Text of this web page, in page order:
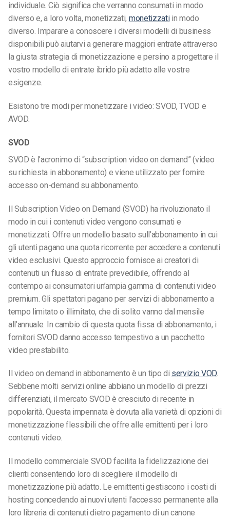
individuale. Ciò significa che verranno consumati in modo
diverso e, a loro volta, monetizzati, monetizzatiin modo
diverso. Imparare a conoscere i diversi modelli di business
disponibili può aiutarvi a generare maggiori entrate attraverso
la giusta strategia di monetizzazione e persino a progettare il
vostro modello di entrate ibrido più adatto alle vostre
esigenze.
Esistono tre modi per monetizzare i video: SVOD, TVOD e
AVOD.
SVOD
SVOD è l’acronimo di “subscription video on demand” (video
su richiesta in abbonamento) e viene utilizzato per fornire
accesso on-demand su abbonamento.
Il Subscription Video on Demand (SVOD) ha rivoluzionato il
modo in cui i contenuti video vengono consumati e
monetizzati. Offre un modello basato sull’abbonamento in cui
gli utenti pagano una quota ricorrente per accedere a contenuti
video esclusivi. Questo approccio fornisce ai creatori di
contenuti un flusso di entrate prevedibile, offrendo al
contempo ai consumatori un’ampia gamma di contenuti video
premium. Gli spettatori pagano per servizi di abbonamento a
tempo limitato o illimitato, che di solito vanno dal mensile
all’annuale. In cambio di questa quota fissa di abbonamento, i
fornitori SVOD danno accesso tempestivo a un pacchetto
video prestabilito.
Il video on demand in abbonamento è un tipo di servizio VOD.
Sebbene molti servizi online abbiano un modello di prezzi
differenziati, il mercato SVOD è cresciuto di recente in
popolarità. Questa impennata è dovuta alla varietà di opzioni di
monetizzazione flessibili che offre alle emittenti per i loro
contenuti video.
Il modello commerciale SVOD facilita la fidelizzazione dei
clienti consentendo loro di scegliere il modello di
monetizzazione più adatto. Le emittenti gestiscono i costi di
hosting concedendo ai nuovi utenti l’accesso permanente alla
loro libreria di contenuti dietro pagamento di un canone